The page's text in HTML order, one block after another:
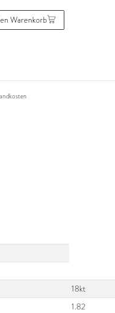
Warenkorb
18kt
1.82